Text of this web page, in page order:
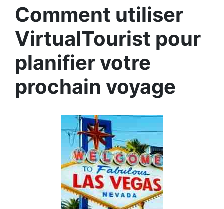
Comment utiliser
VirtualTourist pour
planifier votre
prochain voyage